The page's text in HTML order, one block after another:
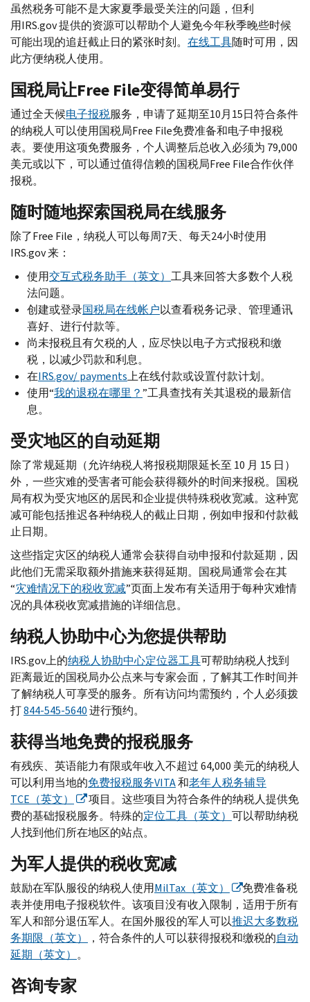
虽然税务可能不是大家夏季最受关注的问题，但利
用IRS.gov提供的资源可以帮助个人避免今年秋季晚些时候
可能出现的追赶截止日的紧张时刻。 在线工具随时可用，因
此方便纳税人使用。
国税局让Free File变得简单易行
通过全天候电子报税服务，申请了延期至10月15日符合条件
的纳税人可以使用国税局Free File免费准备和电子申报税
表。要使用这项免费服务，个人调整后总收入必须为 79,000
美元或以下，可以通过值得信赖的国税局Free File合作伙伴
报税。
随时随地探索国税局在线服务
除了Free File ，纳税人可以每周7天、每天24小时使用
IRS.gov来：
使用交互式税务助手（英文） 工具来回答大多数个人税
法问题。
创建或登录国税局在线帐户以查看税务记录、管理通讯
喜好、进行付款等。
尚未报税且有欠税的人，应尽快以电子方式报税和缴
税，以减少罚款和利息。
在IRS.gov/payments上在线付款或设置付款计划。
使用“我的退税在哪里？”工具查找有关其退税的最新信
息。
受灾地区的自动延期
除了常规延期（允许纳税人将报税期限延长至 10 月 15 日）
外，一些灾难的受害者可能会获得额外的时间来报税。国税
局有权为受灾地区的居民和企业提供特殊税收宽减。这种宽
减可能包括推迟各种纳税人的截止日期，例如申报和付款截
止日期。
这些指定灾区的纳税人通常会获得自动申报和付款延期，因
此他们无需采取额外措施来获得延期。国税局通常会在其
“灾难情况下的税收宽减”页面上发布有关适用于每种灾难情
况的具体税收宽减措施的详细信息。
纳税人协助中心为您提供帮助
IRS.gov上的纳税人协助中心定位器工具可帮助纳税人找到
距离最近的国税局办公点来与专家会面，了解其工作时间并
了解纳税人可享受的服务。所有访问均需预约，个人必须拨
打844-545-5640进行预约。
获得当地免费的报税服务
有残疾、英语能力有限或年收入不超过 64,000 美元的纳税人
可以利用当地的免费报税服务VITA和老年人税务辅导
TCE （英文）
项目。这些项目为符合条件的纳税人提供免
费的基础报税服务。特殊的定位工具（英文） 可以帮助纳税
人找到他们所在地区的站点。
为军人提供的税收宽减
鼓励在军队服役的纳税人使用MilTax （英文）
免费准备税
表并使用电子报税软件。该项目没有收入限制，适用于所有
军人和部分退伍军人。在国外服役的军人可以推迟大多数税
务期限（英文）
，符合条件的人可以获得报税和缴税的自动
延期（英文） 。
咨询专家